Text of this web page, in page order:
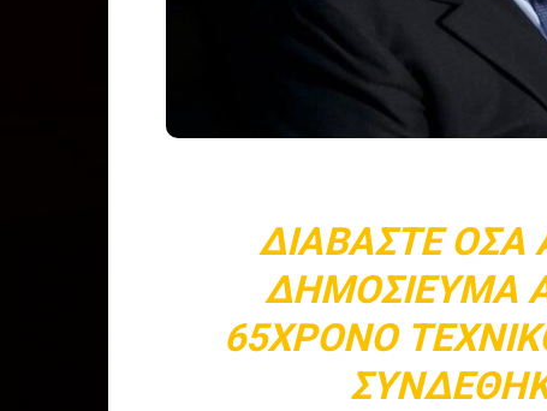
ΔΙΑΒΆΣΤΕ ΌΣΑ
ΔΗΜΟΣΊΕΥΜΑ
65ΧΡΟΝΟ